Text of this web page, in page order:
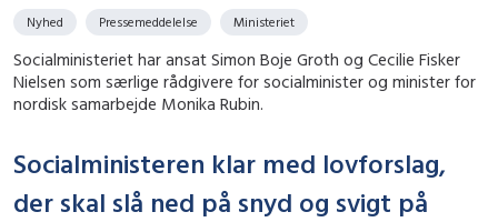
Nyhed Pressemeddelelse Ministeriet
Socialministeriet har ansat Simon Boje Groth og Cecilie Fisker
Nielsen som særlige rådgivere for socialminister og minister for
nordisk samarbejde Monika Rubin.
Socialministeren klar med lovforslag,
der skal slå ned på snyd og svigt på